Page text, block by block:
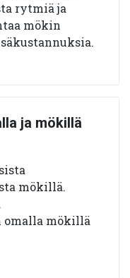
rytmiä ja
mökin
ja mökillä
mökillä.
omalla mökillä